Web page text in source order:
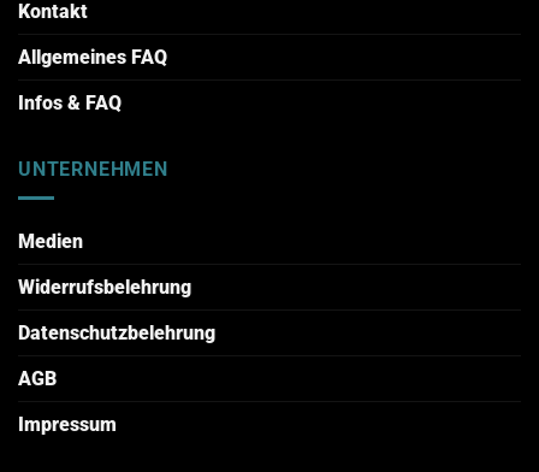
Kontakt
Allgemeines FAQ
Infos & FAQ
UNTERNEHMEN
Medien
Widerrufsbelehrung
Datenschutzbelehrung
AGB
Impressum